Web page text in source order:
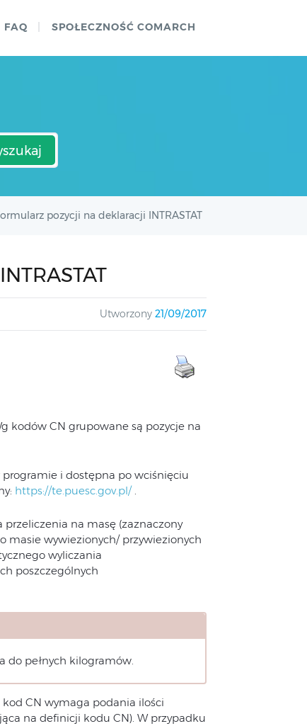
FAQ SPOŁECZNOŚĆ COMARCH
pozycji na deklaracji INTRASTAT
Utworzony 21/09/2017
kodów CN grupowane są pozycje na
i dostępna po wciśnięciu
https://te.puesc.gov.pl/.
na masę (zaznaczony
masie wywiezionych/ przywiezionych
wyliczania
poszczególnych
do pełnych kilogramów.
CN wymaga podania ilości
na definicji kodu CN). W przypadku